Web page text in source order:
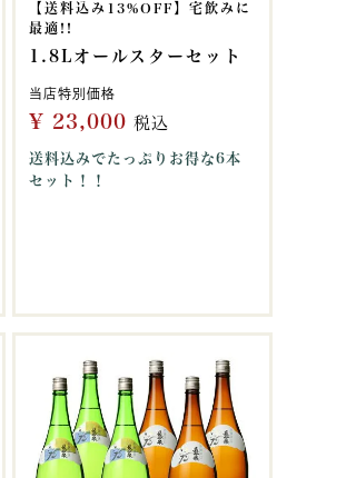
【送料込み13%OFF】宅飲みに
最適!!
1.8Lオールスターセット
当店特別価格
¥ 23,000 税込
送料込みでたっぷりお得な6本
セット！！